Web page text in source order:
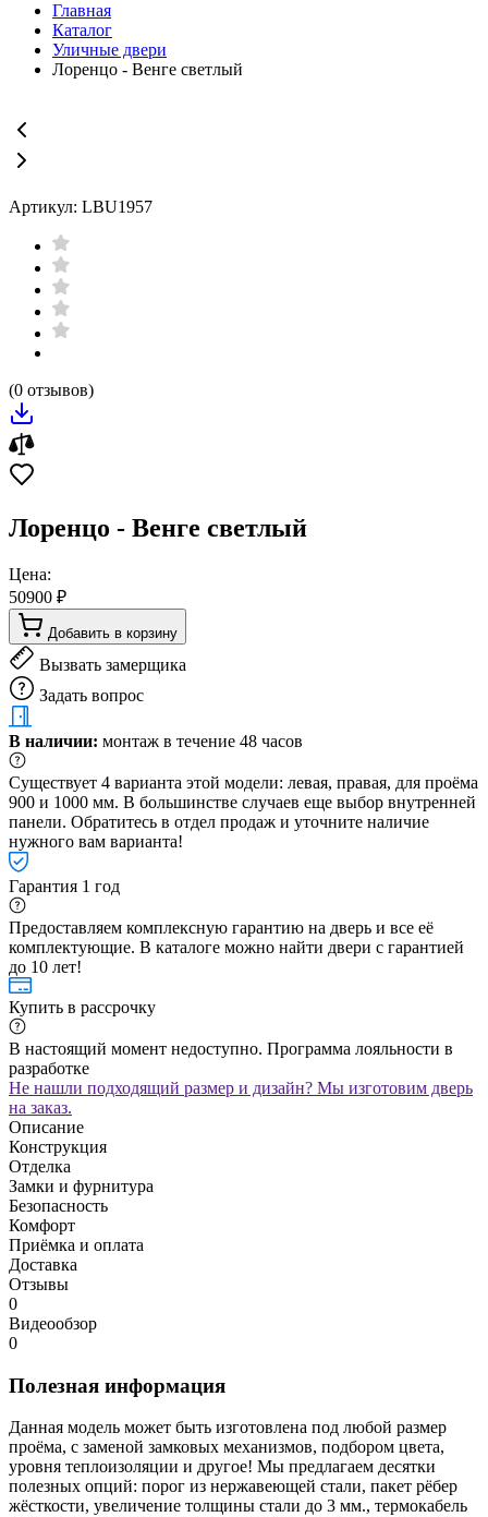
Главная
Каталог
Уличные двери
Лоренцо - Венге светлый
Артикул: LBU1957
(0 отзывов)
Лоренцо - Венге светлый
Цена:
50900 ₽
Добавить в корзину
Вызвать замерщика
Задать вопрос
В наличии: монтаж в течение 48 часов
Существует 4 варианта этой модели: левая, правая, для проёма
900 и 1000 мм. В большинстве случаев еще выбор внутренней
панели. Обратитесь в отдел продаж и уточните наличие
нужного вам варианта!
Гарантия 1 год
Предоставляем комплексную гарантию на дверь и все её
комплектующие. В каталоге можно найти двери с гарантией
до 10 лет!
Купить в рассрочку
В настоящий момент недоступно. Программа лояльности в
разработке
Не нашли подходящий размер и дизайн? Мы изготовим дверь
на заказ.
Описание
Конструкция
Отделка
Замки и фурнитура
Безопасность
Комфорт
Приёмка и оплата
Доставка
Отзывы
0
Видеообзор
0
Полезная информация
Данная модель может быть изготовлена под любой размер
проёма, с заменой замковых механизмов, подбором цвета,
уровня теплоизоляции и другое! Мы предлагаем десятки
полезных опций: порог из нержавеющей стали, пакет рёбер
жёсткости, увеличение толщины стали до 3 мм., термокабель